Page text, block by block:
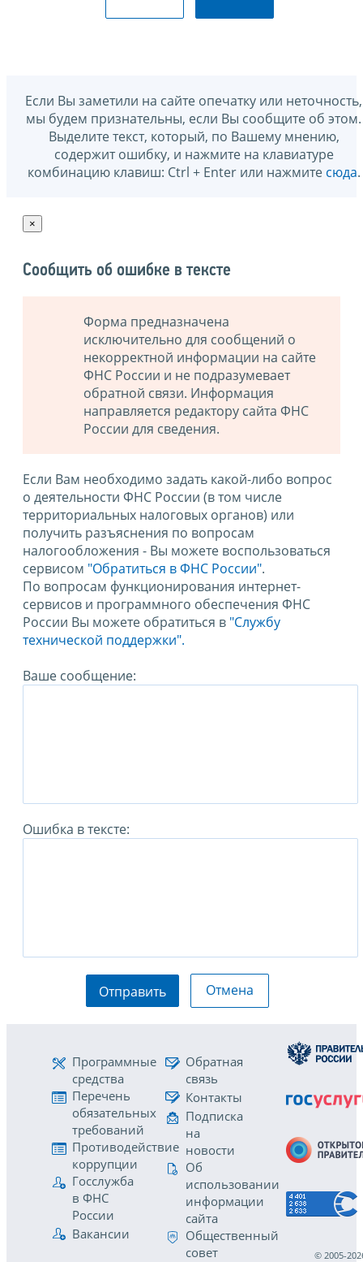
Если Вы заметили на сайте опечатку или неточность,
мы будем признательны, если Вы сообщите об этом.
Выделите текст, который, по Вашему мнению,
содержит ошибку, и нажмите на клавиатуре
комбинацию клавиш: Ctrl + Enter или нажмите сюда.
×
Сообщить об ошибке в тексте
Форма предназначена
исключительно для сообщений о
некорректной информации на сайте
ФНС России и не подразумевает
обратной связи. Информация
направляется редактору сайта ФНС
России для сведения.
Если Вам необходимо задать какой-либо вопрос
о деятельности ФНС России (в том числе
территориальных налоговых органов) или
получить разъяснения по вопросам
налогообложения - Вы можете воспользоваться
сервисом "Обратиться в ФНС России".
По вопросам функционирования интернет-
сервисов и программного обеспечения ФНС
России Вы можете обратиться в "Службу
технической поддержки".
Ваше сообщение:
Ошибка в тексте:
Отправить Отмена
Программные
средства
Перечень
обязательных
требований
Противодействие
коррупции
Госслужба
в ФНС
России
Вакансии
Обратная
связь
Контакты
Подписка
на
новости
Об
использовании
информации
сайта
Общественный
совет
© 2005-